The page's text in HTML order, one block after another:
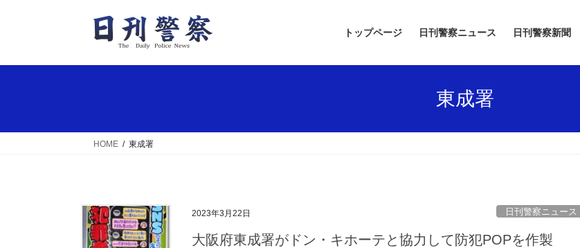
トップページ 日刊警察ニュース 日刊警察新聞
東成署
HOME 東成署
2023年3月22日 日刊警察ニュース
大阪府東成署がドン・キホーテと協力して防犯POPを作製